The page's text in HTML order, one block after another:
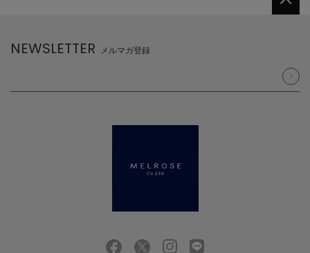
NEWSLETTER メルマガ登録